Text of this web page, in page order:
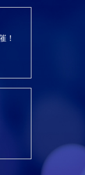
！